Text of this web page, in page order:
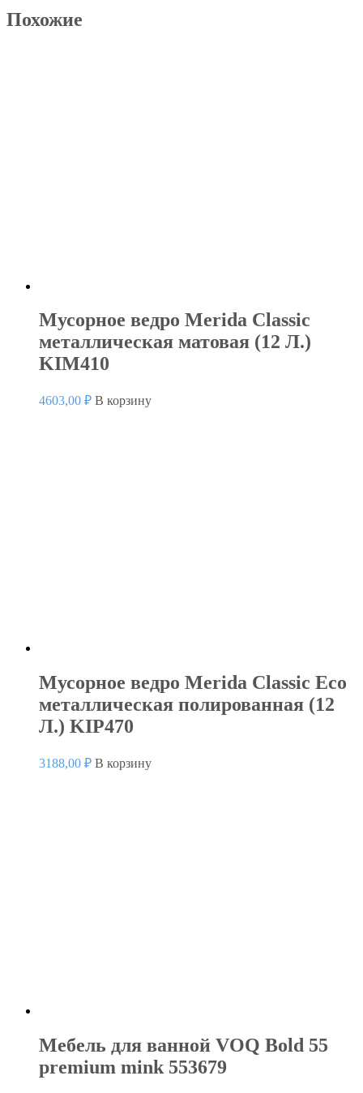
Похожие
Мусорное ведро Merida Classic
металлическая матовая (12 Л.)
KIM410
4603,00 ₽ В корзину
Мусорное ведро Merida Classic Eco
металлическая полированная (12
Л.) KIP470
3188,00 ₽ В корзину
Мебель для ванной VOQ Bold 55
premium mink 553679